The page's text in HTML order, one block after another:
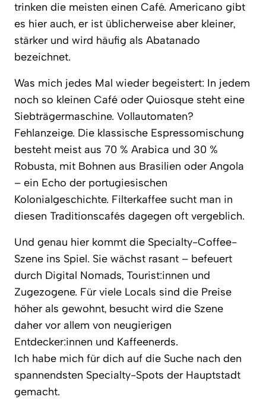
trinken die meisten einen Café. Americano gibt
es hier auch, er ist üblicherweise aber kleiner,
stärker und wird häufig als Abatanado
bezeichnet.
Was mich jedes Mal wieder begeistert: In jedem
noch so kleinen Café oder Quiosque steht eine
Siebträgermaschine. Vollautomaten?
Fehlanzeige. Die klassische Espressomischung
besteht meist aus 70 % Arabica und 30 %
Robusta, mit Bohnen aus Brasilien oder Angola
– ein Echo der portugiesischen
Kolonialgeschichte. Filterkaffee sucht man in
diesen Traditionscafés dagegen oft vergeblich.
Und genau hier kommt die Specialty-Coffee-
Szene ins Spiel. Sie wächst rasant – befeuert
durch Digital Nomads, Tourist:innen und
Zugezogene. Für viele Locals sind die Preise
höher als gewohnt, besucht wird die Szene
daher vor allem von neugierigen
Entdecker:innen und Kaffeenerds.
Ich habe mich für dich auf die Suche nach den
spannendsten Specialty-Spots der Hauptstadt
gemacht.